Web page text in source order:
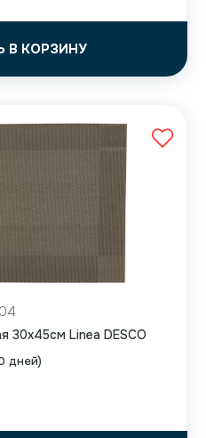
В КОРЗИНУ
дней)
30х45см Linea DESCO